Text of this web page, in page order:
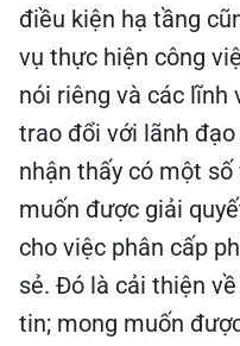
điều kiện hạ tầng
vụ thực hiện công
nói riêng và các lĩnh
trao đổi với lãnh đạo
nhận thấy có một
muốn được giải
cho việc phân cấp
sẻ. Đó là cải thiện
tin; mong muốn